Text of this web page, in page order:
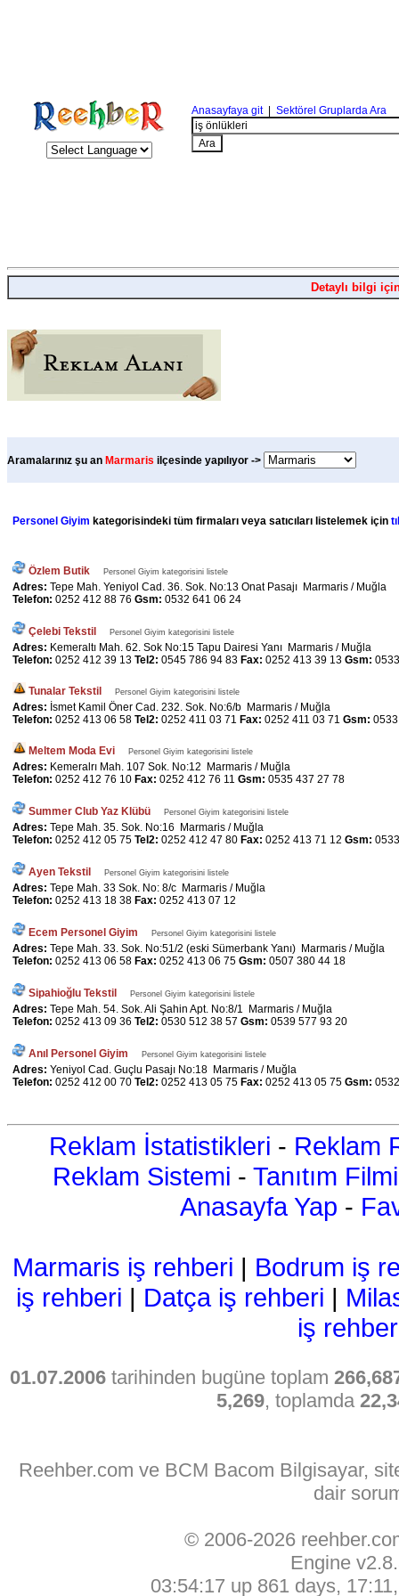
Anasayfaya git| Sektörel Gruplarda Ara
Detaylı bilgi
Aramalarınız şu an Marmaris ilçesinde yapılıyor ->
Personel Giyim kategorisindeki tüm firmaları veya satıcıları listelemek için
Özlem Butik Personel Giyim kategorisini listele
Adres: Tepe Mah. Yeniyol Cad. 36. Sok. No:13 Onat Pasajı Marmaris / Muğla
Telefon: 0252 412 88 76 Gsm: 0532 641 06 24
Çelebi Tekstil Personel Giyim kategorisini listele
Adres: Kemeraltı Mah. 62. Sok No:15 Tapu Dairesi Yanı Marmaris / Muğla
Telefon: 0252 412 39 13 Tel2: 0545 786 94 83 Fax: 0252 413 39 13 Gsm:
Tunalar Tekstil Personel Giyim kategorisini listele
Adres: İsmet Kamil Öner Cad. 232. Sok. No:6/b Marmaris / Muğla
Telefon: 0252 413 06 58 Tel2: 0252 411 03 71 Fax: 0252 411 03 71 Gsm:
Meltem Moda Evi Personel Giyim kategorisini listele
Adres: Kemeralrı Mah. 107 Sok. No:12 Marmaris / Muğla
Telefon: 0252 412 76 10 Fax: 0252 412 76 11 Gsm: 0535 437 27 78
Summer Club Yaz Klübü Personel Giyim kategorisini listele
Adres: Tepe Mah. 35. Sok. No:16 Marmaris / Muğla
Telefon: 0252 412 05 75 Tel2: 0252 412 47 80 Fax: 0252 413 71 12 Gsm:
Ayen Tekstil Personel Giyim kategorisini listele
Adres: Tepe Mah. 33 Sok. No: 8/c Marmaris / Muğla
Telefon: 0252 413 18 38 Fax: 0252 413 07 12
Ecem Personel Giyim Personel Giyim kategorisini listele
Adres: Tepe Mah. 33. Sok. No:51/2 (eski Sümerbank Yanı) Marmaris / Muğla
Telefon: 0252 413 06 58 Fax: 0252 413 06 75 Gsm: 0507 380 44 18
Sipahioğlu Tekstil Personel Giyim kategorisini listele
Adres: Tepe Mah. 54. Sok. Ali Şahin Apt. No:8/1 Marmaris / Muğla
Telefon: 0252 413 09 36 Tel2: 0530 512 38 57 Gsm: 0539 577 93 20
Anıl Personel Giyim Personel Giyim kategorisini listele
Adres: Yeniyol Cad. Guçlu Pasajı No:18 Marmaris / Muğla
Telefon: 0252 412 00 70 Tel2: 0252 413 05 75 Fax: 0252 413 05 75 Gsm:
Reklam İstatistikleri - Reklam
Reklam Sistemi - Tanıtım Filmi
Anasayfa Yap -
Marmaris iş rehberi | Bodrum iş
iş rehberi | Datça iş rehberi |
iş
01.07.2006 tarihinden bugüne toplam
5,269, toplamda
Reehber.com ve BCM Bacom Bilgisayar,
dair
© 2006-2026
Engine
03:54:17 up 861 days,